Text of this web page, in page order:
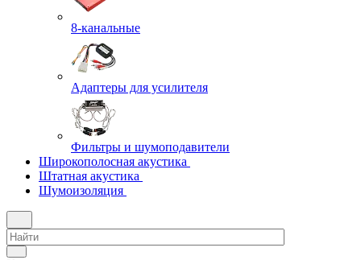
8-канальные
Адаптеры для усилителя
Фильтры и шумоподавители
Широкополосная акустика
Штатная акустика
Шумоизоляция